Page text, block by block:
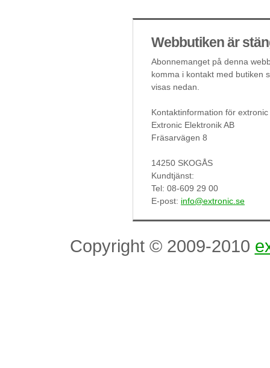
Webbutiken är
Abonnemanget på denna
komma i kontakt med butiken
visas nedan.
Kontaktinformation för extronic
Extronic Elektronik AB
Fräsarvägen 8
14250 SKOGÅS
Kundtjänst:
Tel: 08-609 29 00
E-post: info@extronic.se
Copyright © 2009-2010